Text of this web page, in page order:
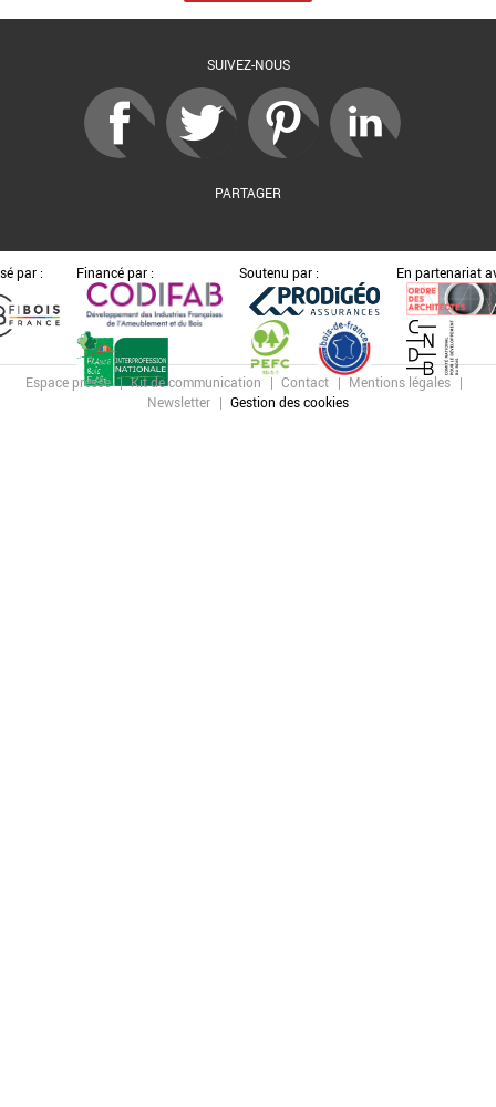
SUIVEZ-NOUS
PARTAGER
par : Financé par : Soutenu par : En partenariat
Espace presse Kit de communication Contact
Mentions légales
Newsletter
Gestion des cookies